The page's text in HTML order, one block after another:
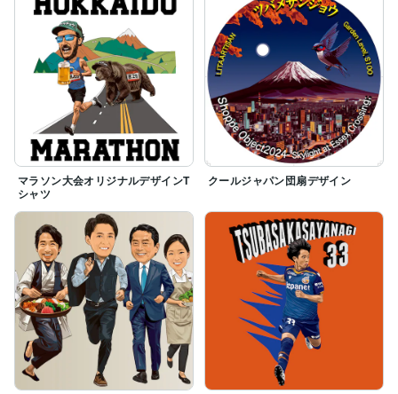
マラソン大会オリジナルデザインT
シャツ
クールジャパン団扇デザイン